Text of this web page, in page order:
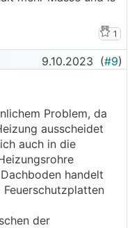
1
9.10.2023 (#9)
Problem, da
ausscheidet
auch in die
handelt
Feuerschutzplatten
der